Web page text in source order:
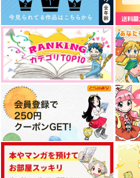
ー『猫のしっぽは口ほ
どに』
にゃんの愛が重たいに
ゃんちょぎアンソロ
1,430円（税込）
南泉一文字×山姥切長義
サンプル
作品詳細
湯屋
755 （税込）
南泉一文字×山姥切長
サンプル
作品詳細